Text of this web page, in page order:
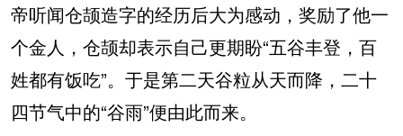
帝听闻仓颉造字的经历后大为感动，奖励了他一
个金人，仓颉却表示自己更期盼“五谷丰登，百
姓都有饭吃”。于是第二天谷粒从天而降，二十
四节气中的“谷雨”便由此而来。